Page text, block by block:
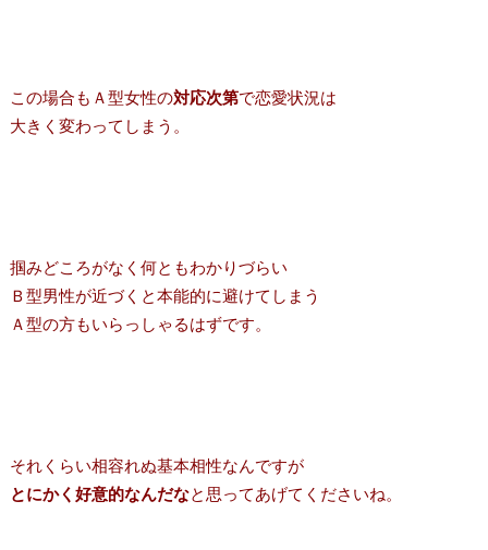
この場合もＡ型女性の対応次第で恋愛状況は
大きく変わってしまう。
掴みどころがなく何ともわかりづらい
Ｂ型男性が近づくと本能的に避けてしまう
Ａ型の方もいらっしゃるはずです。
それくらい相容れぬ基本相性なんですが
とにかく好意的なんだなと思ってあげてくださいね。